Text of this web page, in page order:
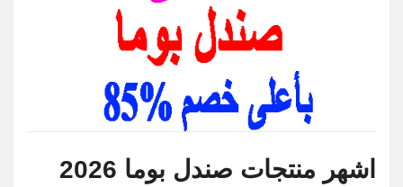
اشهر منتجات صندل بوما 2026